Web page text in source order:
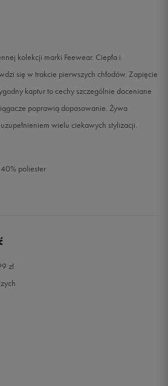
kolekcji marki Feewear. Ciepła i
się w trakcie pierwszych chłodów. Zapięcie
kaptur to cechy szczególnie doceniane
poprawią dopasowanie. Żywa
wielu ciekawych stylizacji.
poliester
zł